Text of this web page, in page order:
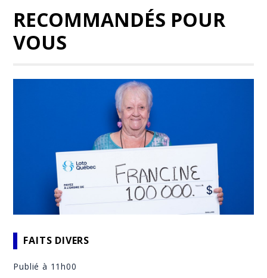
RECOMMANDÉS POUR
VOUS
FAITS DIVERS
Publié à 11h00